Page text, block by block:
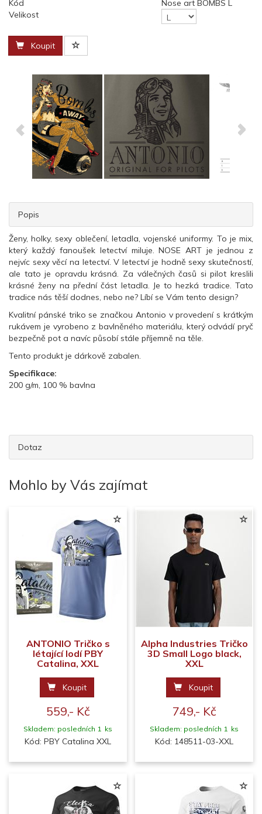
Kód
Nose art BOMBS L
Velikost
Koupit
Popis
Ženy, holky, sexy oblečení, letadla, vojenské uniformy. To je mix,
který každý fanoušek letectví miluje. NOSE ART je jednou z
nejvíc sexy věcí na letectví. V letectví je hodně sexy skutečností,
ale tato je opravdu krásná. Za válečných časů si pilot kreslili
krásné ženy na přední část letadla. Je to hezká tradice. Tato
tradice nás těší dodnes, nebo ne? Líbí se Vám tento design?
Kvalitní pánské triko se značkou Antonio v provedení s krátkým
rukávem je vyrobeno z bavlněného materiálu, který odvádí pryč
bezpečně pot a navíc působí stále příjemně na těle.
Tento produkt je dárkově zabalen.
Specifikace:
200 g/m, 100 % bavlna
Dotaz
Mohlo by Vás zajímat
ANTONIO Tričko s
létající lodí PBY
Catalina, XXL
Koupit
559,- Kč
Skladem: posledních 1 ks
Kód: PBY Catalina XXL
Alpha Industries Tričko
3D Small Logo black,
XXL
Koupit
749,- Kč
Skladem: posledních 1 ks
Kód: 148511-03-XXL